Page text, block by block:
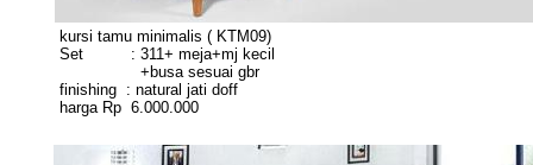
kursi tamu minimalis ( KTM09)
Set : 311+ meja+mj kecil
+busa sesuai gbr
finishing : natural jati doff
harga Rp 6.000.000